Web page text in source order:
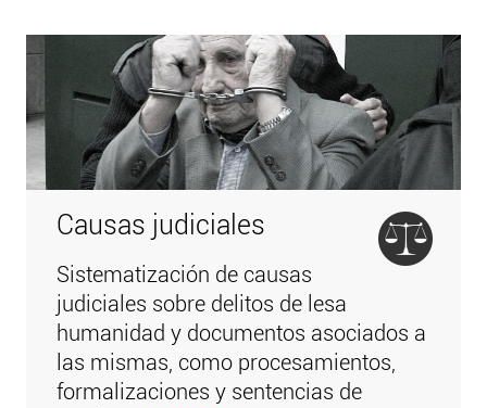
Causas judiciales
Sistematización de causas
judiciales sobre delitos de lesa
humanidad y documentos asociados a
las mismas, como procesamientos,
formalizaciones y sentencias de